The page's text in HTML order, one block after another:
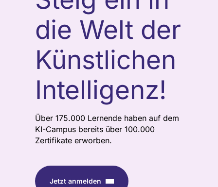
die Welt der
Künstlichen
Intelligenz!
Über 175.000 Lernende haben auf dem
KI-Campus bereits über 100.000
Zertifikate erworben.
Jetzt anmelden